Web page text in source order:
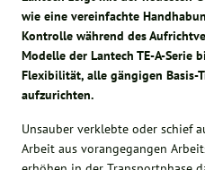
wie eine vereinfachte
Kontrolle während des
Modelle der Lantech TE-A-Serie
Flexibilität, alle gängigen Basis-
aufzurichten.
Unsauber verklebte oder schief
Arbeit aus vorangegangen